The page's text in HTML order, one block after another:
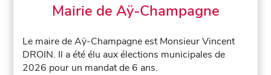
Mairie de Aÿ-Champagne
Le maire de Aÿ-Champagne est Monsieur Vincent
DROIN. Il a été élu aux élections municipales de
2026 pour un mandat de 6 ans.